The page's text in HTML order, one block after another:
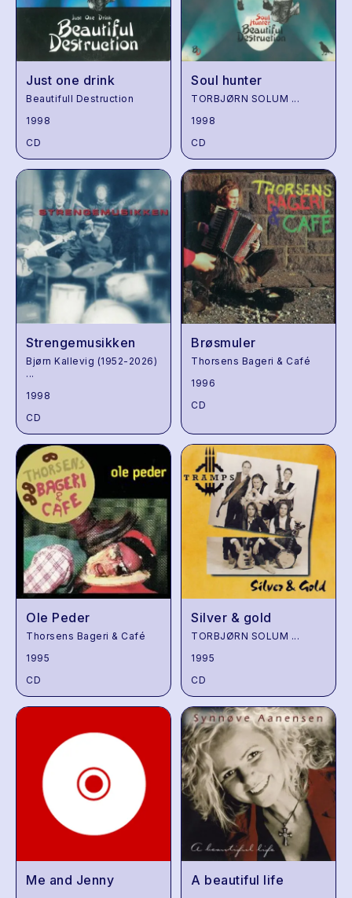
Just one drink
Beautifull Destruction
1998
CD
Soul hunter
TORBJØRN SOLUM ...
1998
CD
Strengemusikken
Bjørn Kallevig (1952-2026)
...
1998
CD
Brøsmuler
Thorsens Bageri & Café
1996
CD
Ole Peder
Thorsens Bageri & Café
1995
CD
Silver & gold
TORBJØRN SOLUM ...
1995
CD
Me and Jenny A beautiful life